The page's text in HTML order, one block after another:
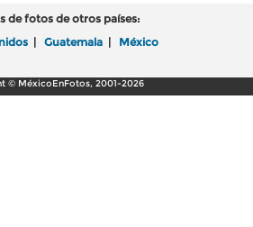
de fotos de otros países:
| Guatemala | México
© MéxicoEnFotos, 2001-2026